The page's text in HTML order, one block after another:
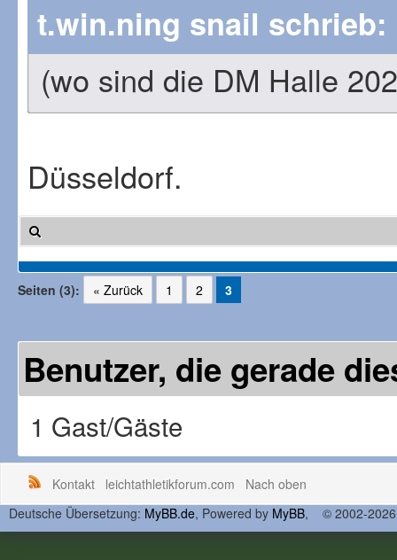
t.win.ning snail schrieb:
(wo sind die DM Halle
Düsseldorf.
Seiten (3): « Zurück 1 2 3
Benutzer, die gerade
1 Gast/Gäste
Kontakt leichtathletikforum.com
Nach oben
Deutsche Übersetzung: MyBB.de, Powered by MyBB, © 2002-